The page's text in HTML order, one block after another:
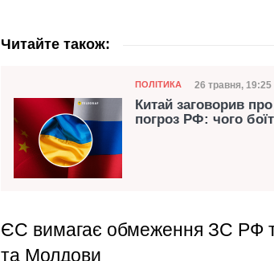
Читайте також:
Категорія
ПОЛІТИКА Дата
26 травня, 19:25
Китай заговорив
погроз РФ: чого
ЄС вимагає обмеження ЗС РФ
та Молдови